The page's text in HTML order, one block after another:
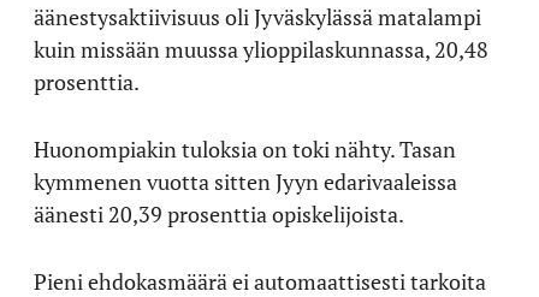
äänestysaktiivisuus oli Jyväskylässä matalampi
kuin missään muussa ylioppilaskunnassa, 20,48
prosenttia.
Huonompiakin tuloksia on toki nähty. Tasan
kymmenen vuotta sitten Jyyn edarivaaleissa
äänesti 20,39 prosenttia opiskelijoista.
Pieni ehdokasmäärä ei automaattisesti tarkoita